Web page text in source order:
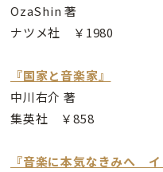
OzaShin 著
ナツメ社 ￥1980
『国家と音楽家』
中川右介 著
集英社 ￥858
『音楽に本気なきみへ